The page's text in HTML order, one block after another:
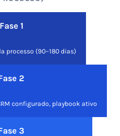
Fase 1
processo (90–180 dias)
2
configurado, playbook ativo
3